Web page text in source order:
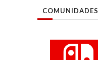
COMUNIDADES